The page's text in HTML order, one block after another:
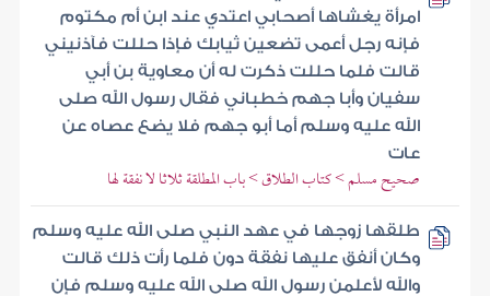
امرأة يغشاها أصحابي اعتدي عند ابن أم مكتوم
فإنه رجل أعمى تضعين ثيابك فإذا حللت فآذنيني
قالت فلما حللت ذكرت له أن معاوية بن أبي
سفيان وأبا جهم خطباني فقال رسول الله صلى
الله عليه وسلم أما أبو جهم فلا يضع عصاه عن
عات
صحيح مسلم > كتاب الطلاق > باب المطلقة ثلاثا لا نفقة لها
طلقها زوجها في عهد النبي صلى الله عليه وسلم
وكان أنفق عليها نفقة دون فلما رأت ذلك قالت
والله لأعلمن رسول الله صلى الله عليه وسلم فإن